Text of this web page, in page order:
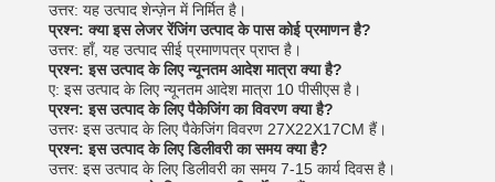
उत्तर: यह उत्पाद शेन्ज़ेन में निर्मित है।
प्रश्न: क्या इस लेजर रेंजिंग उत्पाद के पास कोई प्रमाणन है?
उत्तर: हाँ, यह उत्पाद सीई प्रमाणपत्र प्राप्त है।
प्रश्न: इस उत्पाद के लिए न्यूनतम आदेश मात्रा क्या है?
ए: इस उत्पाद के लिए न्यूनतम आदेश मात्रा 10 पीसीएस है।
प्रश्न: इस उत्पाद के लिए पैकेजिंग का विवरण क्या है?
उत्तरः इस उत्पाद के लिए पैकेजिंग विवरण 27X22X17CM हैं।
प्रश्न: इस उत्पाद के लिए डिलीवरी का समय क्या है?
उत्तर: इस उत्पाद के लिए डिलीवरी का समय 7-15 कार्य दिवस है।